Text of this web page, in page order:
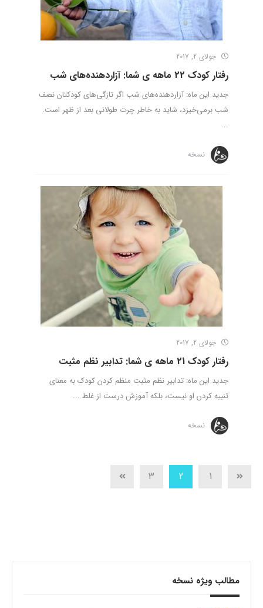
جولای 2, 2017
رفتار کودک 22 ماهه‌ ی شما: آزاردهنده‌های شب
جدید این ماه: آزاردهنده‌های شب اگر تازگی‌های کودکتان نصف
شب برمی‌خیزد، شاید به خاطر چرت طولانی بعد از ظهر است.
...
نسخه
جولای 2, 2017
رفتار کودک 21 ماهه ی شما: تدابیر نظم مثبت
جدید این ماه: تدابیر نظم مثبت منظم کردن کودک به معنای
تنبیه کردن او نیست، بلکه آموزش درست از غلط ...
نسخه
1
2
3
مطالب ویژه نسخه